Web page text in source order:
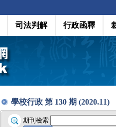
司法判解 行政函釋
學校行政 第 130 期 (2020.11)
期刊檢索